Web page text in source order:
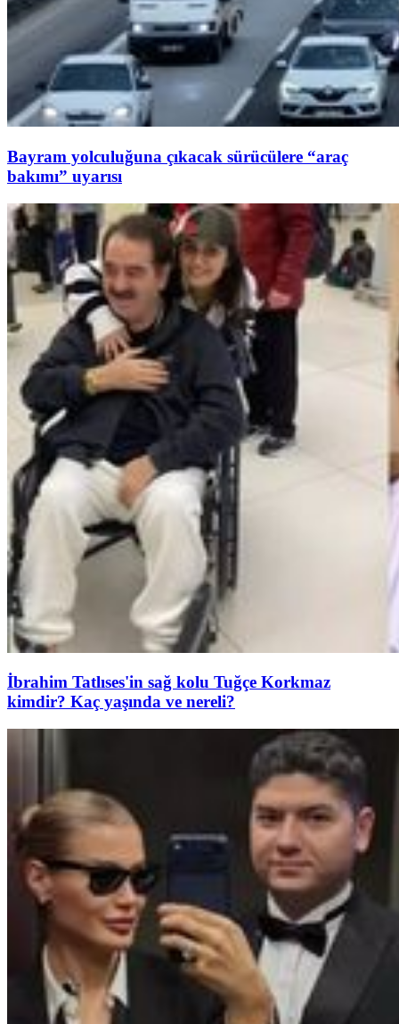
Bayram yolculuğuna çıkacak sürücülere “araç
bakımı” uyarısı
İbrahim Tatlıses'in sağ kolu Tuğçe Korkmaz
kimdir? Kaç yaşında ve nereli?